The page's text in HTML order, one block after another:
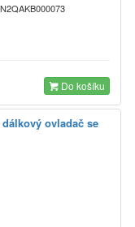
Do košíku
dálkový ovladač se